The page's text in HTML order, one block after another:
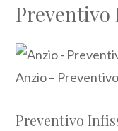
Anzio –
Preventivo